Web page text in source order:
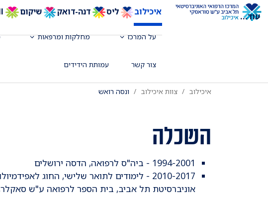
איכילוב ליס דנה-דואק שיקום Be-Well
על המרכז מחלקות ומרפאות
צור קשר עמותת הידידים
עוד...
מומחית לרפואה פנימית ואנדוקרינולוגיה,
המכון האנדוקריני
איכילוב צוות איכילוב ונסה רואש
השכלה
​1994-2001 - ביה"ס לרפואה, הדסה ירושלים
2010-2017 - לימודים לתואר שלישי, החוג
אוניברסיטת תל אביב, בית הספר לרפואה ע"ש